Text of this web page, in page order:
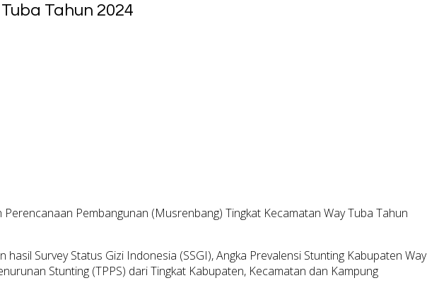
Tahun 2024
Pembangunan (Musrenbang) Tingkat Kecamatan Way Tuba Tahun
Survey Status Gizi Indonesia (SSGI), Angka Prevalensi Stunting Kabupaten Way
Stunting (TPPS) dari Tingkat Kabupaten, Kecamatan dan Kampung